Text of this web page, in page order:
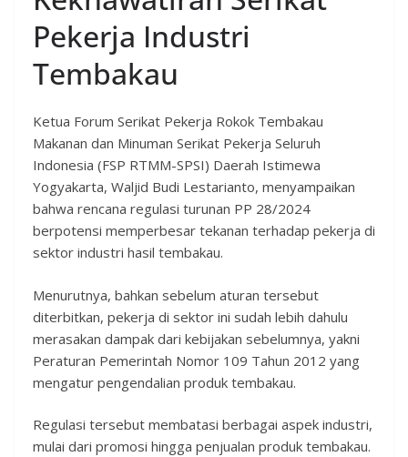
Pekerja Industri
Tembakau
Ketua Forum Serikat Pekerja Rokok Tembakau
Makanan dan Minuman Serikat Pekerja Seluruh
Indonesia (FSP RTMM-SPSI) Daerah Istimewa
Yogyakarta, Waljid Budi Lestarianto, menyampaikan
bahwa rencana regulasi turunan PP 28/2024
berpotensi memperbesar tekanan terhadap pekerja di
sektor industri hasil tembakau.
Menurutnya, bahkan sebelum aturan tersebut
diterbitkan, pekerja di sektor ini sudah lebih dahulu
merasakan dampak dari kebijakan sebelumnya, yakni
Peraturan Pemerintah Nomor 109 Tahun 2012 yang
mengatur pengendalian produk tembakau.
Regulasi tersebut membatasi berbagai aspek industri,
mulai dari promosi hingga penjualan produk tembakau.